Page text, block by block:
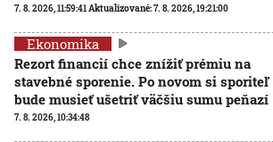
7. 8. 2026, 11:59:41Aktualizované:7. 8. 2026, 19:21:00
Ekonomika
Rezort financií chce znížiť prémiu na
stavebné sporenie. Po novom si sporiteľ
bude musieť ušetriť väčšiu sumu peňazí
7. 8. 2026, 10:34:48